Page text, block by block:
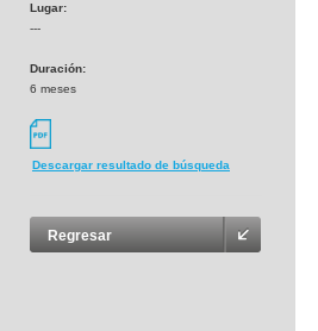
Lugar:
---
Duración:
6 meses
Descargar resultado de búsqueda
Regresar